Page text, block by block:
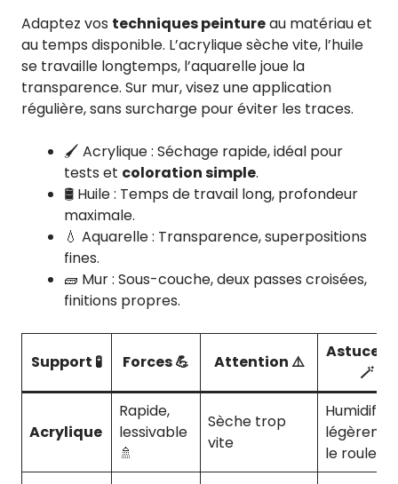
Adaptez vos techniques peintureau matériau et
au temps disponible. L’acrylique sèche vite, l’huile
se travaille longtemps, l’aquarelle joue la
transparence. Sur mur, visez une application
régulière, sans surcharge pour éviter les traces.
🖌️ Acrylique : Séchage rapide, idéal pour
tests et coloration simple.
🛢️ Huile : Temps de travail long, profondeur
maximale.
💧 Aquarelle : Transparence, superpositions
fines.
🧱 Mur : Sous-couche, deux passes croisées,
finitions propres.
Support 🧪 Forces 💪 Attention ⚠️
Astuce
🪄
Acrylique
Rapide,
lessivable
🚿
Sèche trop
vite
Humidifiez
le rouleau